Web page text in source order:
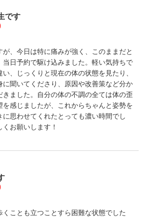
です
、今日は特に痛みが強く、このままだと
当日予約で駆け込みました。軽い気持ちで
、じっくりと現在の体の状態を見たり、
に聞いてくださり、原因や改善策など分か
きました。自分の体の不調の全ては体の歪
感じましたが、これからちゃんと姿勢を
思わせてくれたとっても濃い時間でし
お願いします！
くことも立つことすら困難な状態でした